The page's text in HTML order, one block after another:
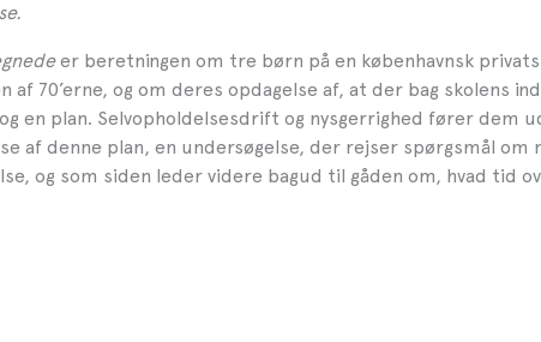
er beretningen om tre børn på en københavnsk
af 70’erne, og om deres opdagelse af, at der bag skolens
en plan. Selvopholdelsesdrift og nysgerrighed fører dem
af denne plan, en undersøgelse, der rejser spørgsmål om
og som siden leder videre bagud til gåden om, hvad tid